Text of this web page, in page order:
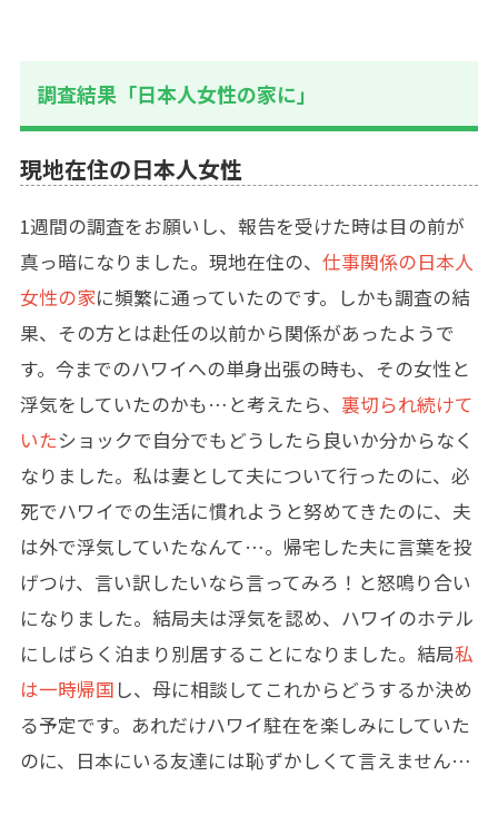
調査結果「日本人女性の家に」
現地在住の日本人女性
1週間の調査をお願いし、報告を受けた時は目の前が
真っ暗になりました。現地在住の、 仕事関係の日本人
女性の家に頻繁に通っていたのです。しかも調査の結
果、その方とは赴任の以前から関係があったようで
す。今までのハワイへの単身出張の時も、その女性と
浮気をしていたのかも…と考えたら、 裏切られ続けて
いたショックで自分でもどうしたら良いか分からなく
なりました。私は妻として夫について行ったのに、必
死でハワイでの生活に慣れようと努めてきたのに、夫
は外で浮気していたなんて…。帰宅した夫に言葉を投
げつけ、言い訳したいなら言ってみろ！と怒鳴り合い
になりました。結局夫は浮気を認め、ハワイのホテル
にしばらく泊まり別居することになりました。結局私
は一時帰国 し、母に相談してこれからどうするか決め
る予定です。あれだけハワイ駐在を楽しみにしていた
のに、日本にいる友達には恥ずかしくて言えません…